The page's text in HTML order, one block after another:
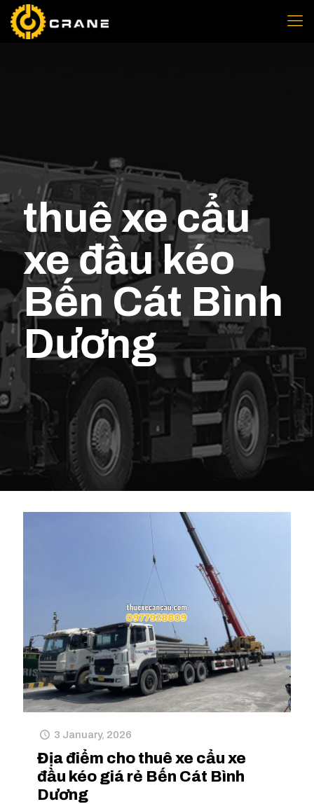
thuê xe cẩu
xe đầu kéo
Bến Cát Bình
Dương
3 January, 2026
Địa điểm cho thuê xe cẩu xe
đầu kéo giá rẻ Bến Cát Bình
Dương